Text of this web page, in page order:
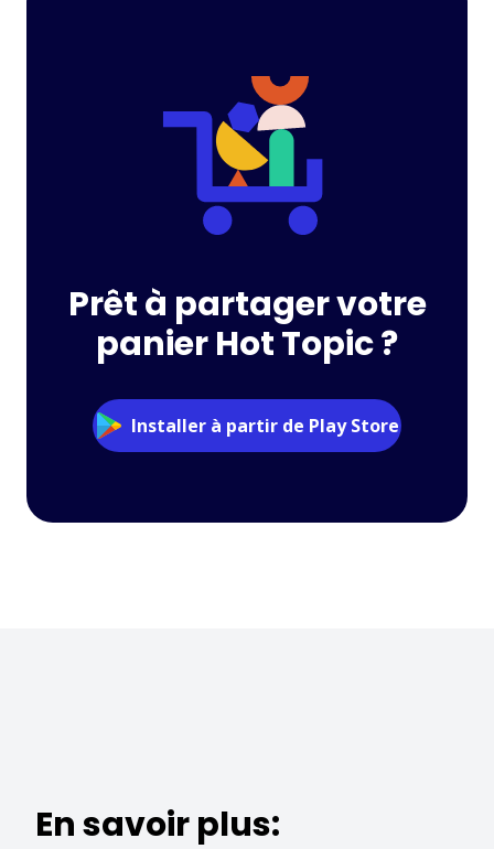
Prêt à partager votre
panier Hot Topic ?
Installer à partir de Play Store
En savoir plus: